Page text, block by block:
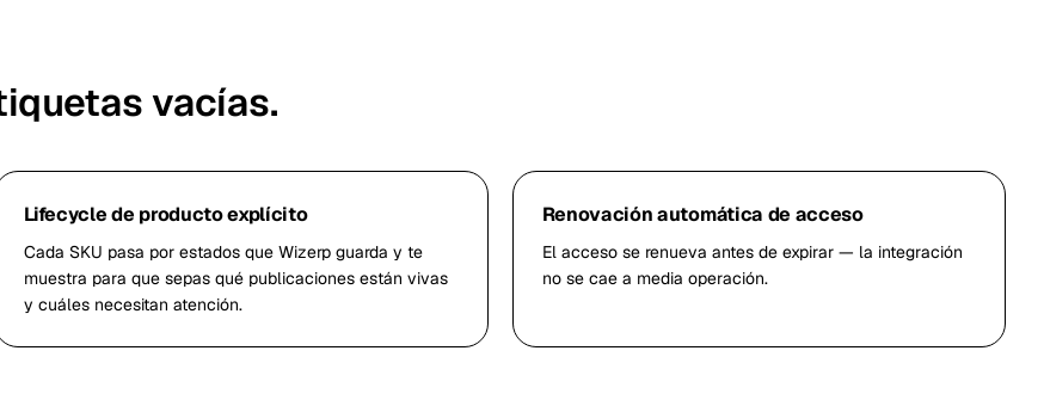
vacías.
Lifecycle de producto explícito
Cada SKU pasa por estados que Wizerp guarda y te
muestra para que sepas qué publicaciones están vivas
y cuáles necesitan atención.
Renovación automática de acceso
El acceso se renueva antes de expirar — la integración
no se cae a media operación.